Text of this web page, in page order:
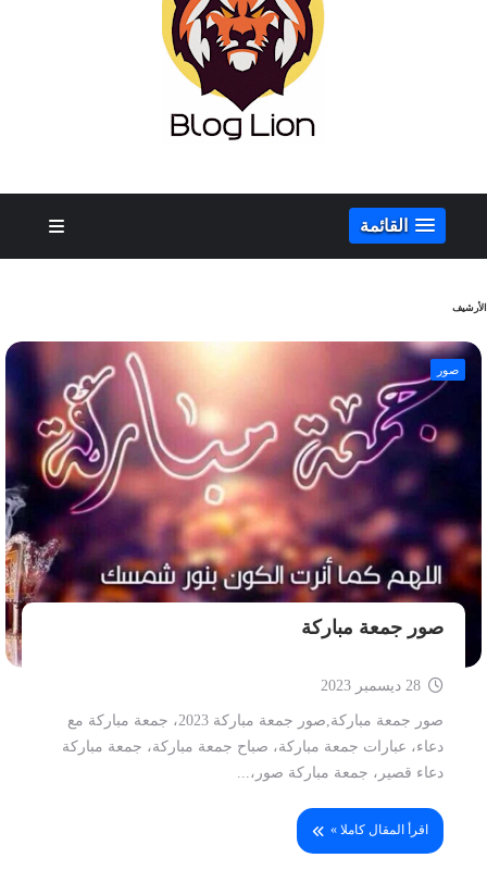
القائمة
الأرشيف
صور
صور جمعة مباركة
صور جمعة مباركة,صور جمعة مباركة 2023، جمعة مباركة مع
دعاء، عبارات جمعة مباركة، صباح جمعة مباركة، جمعة مباركة
دعاء قصير، جمعة مباركة صور،...
اقرأ المقال كاملا »